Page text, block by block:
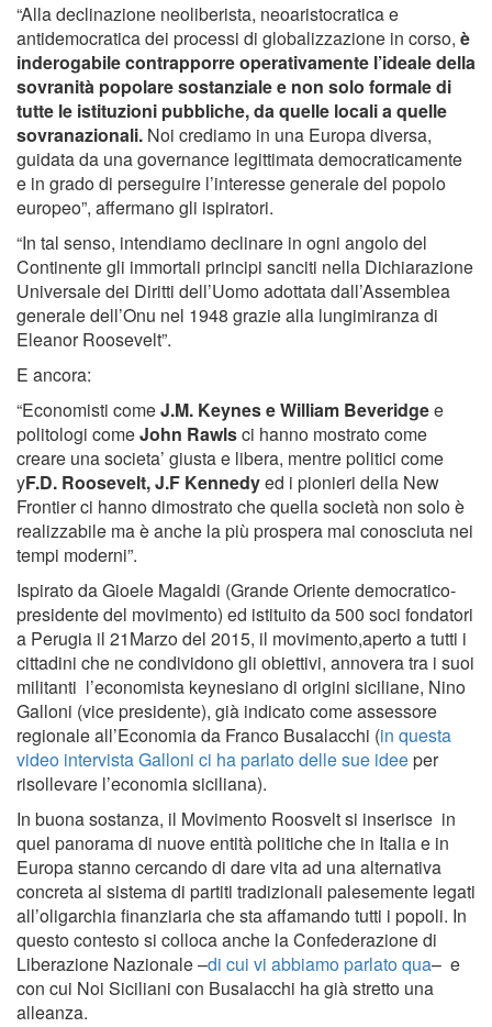
“Alla declinazione neoliberista, neoaristocratica e
antidemocratica dei processi di globalizzazione in corso, è
inderogabile contrapporre operativamente l’ideale della
sovranità popolare sostanziale e non solo formale di
tutte le istituzioni pubbliche, da quelle locali a quelle
sovranazionali. Noi crediamo in una Europa diversa,
guidata da una governance legittimata democraticamente
e in grado di perseguire l’interesse generale del popolo
europeo”, affermano gli ispiratori.
“In tal senso, intendiamo declinare in ogni angolo del
Continente gli immortali principi sanciti nella Dichiarazione
Universale dei Diritti dell’Uomo adottata dall’Assemblea
generale dell’Onu nel 1948 grazie alla lungimiranza di
Eleanor Roosevelt”.
E ancora:
“Economisti comeJ.M. Keynes e William Beveridgee
politologi comeJohn Rawlsci hanno mostrato come
creare una societa’ giusta e libera, mentre politici come
yF.D. Roosevelt, J.F Kennedyed i pionieri della New
Frontier ci hanno dimostrato che quella società non solo è
realizzabile ma è anche la più prospera mai conosciuta nei
tempi moderni”.
Ispirato da Gioele Magaldi (Grande Oriente democratico-
presidente del movimento) ed istituito da 500 soci fondatori
a Perugia il 21Marzo del 2015, il movimento,aperto a tutti i
cittadini che ne condividono gli obiettivi, annovera tra i suoi
militanti l’economista keynesiano di origini siciliane, Nino
Galloni (vice presidente), già indicato come assessore
regionale all’Economia da Franco Busalacchi (in questa
video intervista Galloni ci ha parlato delle sue ideeper
risollevare l’economia siciliana).
In buona sostanza, il Movimento Roosvelt si inserisce in
quel panorama di nuove entità politiche che in Italia e in
Europa stanno cercando di dare vita ad una alternativa
concreta al sistema di partiti tradizionali palesemente legati
all’oligarchia finanziaria che sta affamando tutti i popoli. In
questo contesto si colloca anche la Confederazione di
Liberazione Nazionale –di cui vi abbiamo parlato qua– e
con cui Noi Siciliani con Busalacchi ha già stretto una
alleanza.